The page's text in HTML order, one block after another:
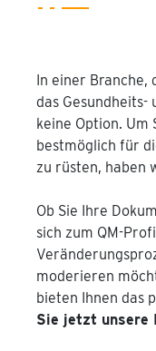
In einer Branche,
das Gesundheits-
keine Option. Um
bestmöglich für
zu rüsten, haben
Ob Sie Ihre
sich zum QM-
moderieren
bieten Ihnen das
Sie jetzt unsere